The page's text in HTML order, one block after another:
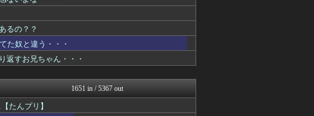
ｗ
ガンダムブログ（情報戦仕様...
コンテンツ・声優 | ラブ...
fig速
れｗ...
アニはつ -アニメ発信場-
アニゲー速報
異世界転生まとめ速報
るの？？
た奴と違う・・・
返すお兄ちゃん・・・
1651 in / 5367 out
たんプリ】